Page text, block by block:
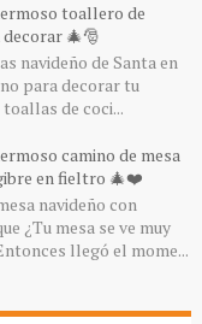
toallero de
🎄🎅
navideño de Santa en
para decorar tu
de coci...
camino de mesa
en fieltro 🎄❤️
navideño con
¿Tu mesa se ve muy
llegó el mome...